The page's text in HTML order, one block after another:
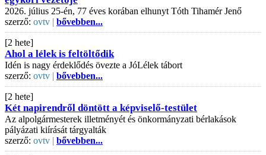
2026. július 25-én, 77 éves korában elhunyt Tóth Tihamér Jenő
szerző: ovtv | bővebben...
[2 hete]
Ahol a lélek is feltöltődik
Idén is nagy érdeklődés övezte a JóLélek tábort
szerző: ovtv | bővebben...
[2 hete]
Két napirendről döntött a képviselő-testület
Az alpolgármesterek illetményét és önkormányzati bérlakások
pályázati kiírását tárgyalták
szerző: ovtv | bővebben...